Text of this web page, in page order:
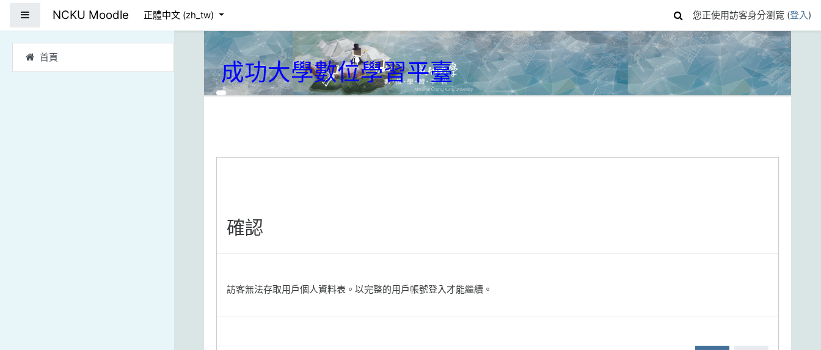
首頁
NCKU Moodle 正體中文 ‎(zh_tw)‎ 您正使用訪客身分瀏覽 (登入)
成功大學數位學習平臺
確認
訪客無法存取用戶個人資料表。以完整的用戶帳號登入才能繼續。